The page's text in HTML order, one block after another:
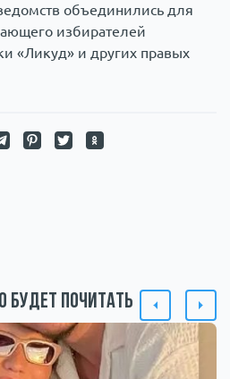
объединились для
избирателей
«Ликуд» и других правых
будет почитать